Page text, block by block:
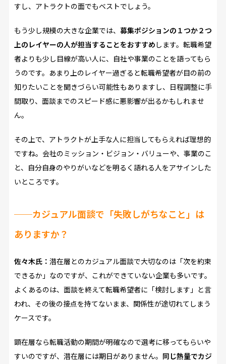
すし、アトラクトの面でもベストでしょう。
もう少し規模の大きな企業では、 募集ポジションの１つか２つ
上のレイヤーの人が担当することをおすすめ します。転職希望
者よりも少し目線が高い人に、自社や事業のことを語ってもら
うのです。あまり上のレイヤー過ぎると転職希望者が目の前の
知りたいことを聞きづらい可能性もありますし、日程調整に手
間取り、面談までのスピード感に悪影響が出るかもしれませ
ん。
その上で、アトラクトが上手な人に担当してもらえれば理想的
ですね。会社のミッション・ビジョン・バリューや、事業のこ
と、自分自身のやりがいなどを明るく語れる人をアサインした
いところです。
──カジュアル面談で「失敗しがちなこと」は
ありますか？
佐々木氏： 潜在層とのカジュアル面談で大切なのは「次を約束
できるか」なのですが、これができていない企業も多いです。
よくあるのは、面談を終えて転職希望者に「検討します」と言
われ、その後の接点を持てないまま、関係性が途切れてしまう
ケースです。
顕在層なら転職活動の期間が明確なので選考に移ってもらいや
すいのですが、潜在層には期日がありません。 同じ熱量でカジ